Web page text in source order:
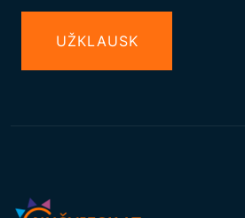
UŽКLAUSK